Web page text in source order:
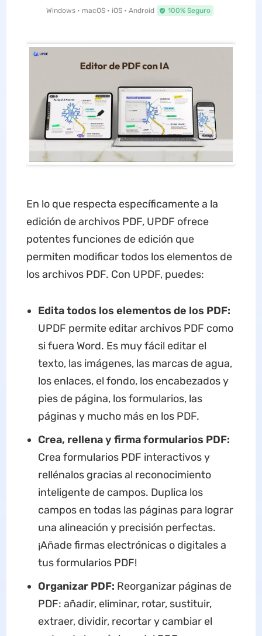
Windows • macOS • iOS • Android 100% Seguro
En lo que respecta específicamente a la
edición de archivos PDF, UPDF ofrece
potentes funciones de edición que
permiten modificar todos los elementos de
los archivos PDF. Con UPDF, puedes:
Edita todos los elementos de los PDF:
UPDF permite editar archivos PDF como
si fuera Word. Es muy fácil editar el
texto, las imágenes, las marcas de agua,
los enlaces, el fondo, los encabezados y
pies de página, los formularios, las
páginas y mucho más en los PDF.
Crea, rellena y firma formularios PDF:
Crea formularios PDF interactivos y
rellénalos gracias al reconocimiento
inteligente de campos. Duplica los
campos en todas las páginas para lograr
una alineación y precisión perfectas.
¡Añade firmas electrónicas o digitales a
tus formularios PDF!
Organizar PDF: Reorganizar páginas de
PDF: añadir, eliminar, rotar, sustituir,
extraer, dividir, recortar y cambiar el